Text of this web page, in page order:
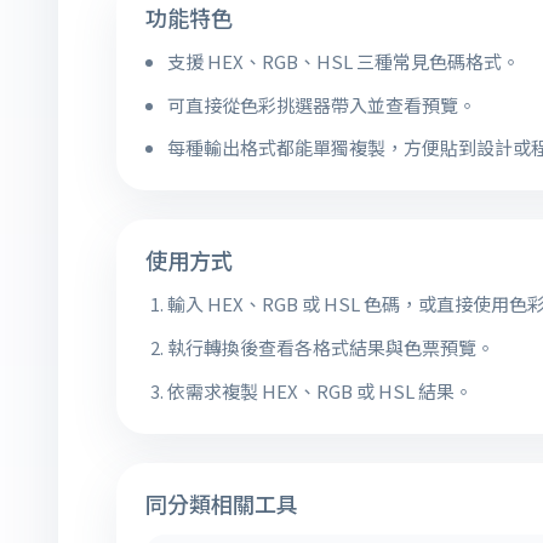
功能特色
支援 HEX、RGB、HSL 三種常見色碼格式。
可直接從色彩挑選器帶入並查看預覽。
每種輸出格式都能單獨複製，方便貼到設計或
使用方式
輸入 HEX、RGB 或 HSL 色碼，或直接使用色
執行轉換後查看各格式結果與色票預覽。
依需求複製 HEX、RGB 或 HSL 結果。
同分類相關工具